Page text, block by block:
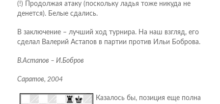
(!) Продолжая атаку (поскольку ладья тоже никуда не
денется). Белые сдались.
В заключение – лучший ход турнира. На наш взгляд, его
сделал Валерий Астапов в партии против Ильи Боброва.
В.Астапов – И.Бобров
Саратов, 2004
Казалось бы, позиция еще полна